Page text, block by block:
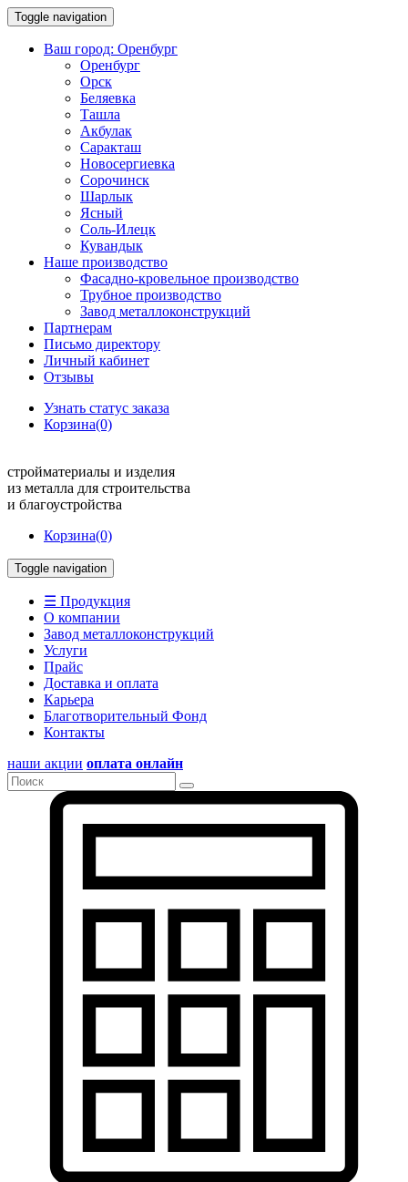
Toggle navigation
Ваш город: Оренбург
Оренбург
Орск
Беляевка
Ташла
Акбулак
Саракташ
Новосергиевка
Сорочинск
Шарлык
Ясный
Соль-Илецк
Кувандык
Наше производство
Фасадно-кровельное производство
Трубное производство
Завод металлоконструкций
Партнерам
Письмо директору
Личный кабинет
Отзывы
Узнать статус заказа
Корзина(0)
стройматериалы и изделия
из металла для строительства
и благоустройства
Корзина(0)
Toggle navigation
☰ Продукция
О компании
Завод металлоконструкций
Услуги
Прайс
Доставка и оплата
Карьера
Благотворительный Фонд
Контакты
наши акции оплата онлайн